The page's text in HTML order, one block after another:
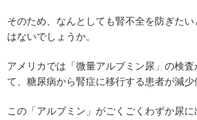
そのため、なんとしても腎不全を防ぎた
はないでしょうか。
アメリカでは「微量アルブミン尿」の検
て、糖尿病から腎症に移行する患者が減少
この「アルブミン」がごくごくわずか尿